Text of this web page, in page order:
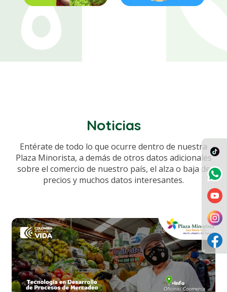
Noticias
Entérate de todo lo que ocurre dentro de nuestra
Plaza Minorista, a demás de otros datos adicionales
sobre el comercio de nuestro país, el alza o baja de
precios y muchos datos interesantes.